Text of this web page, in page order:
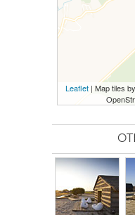
Leaflet | Map tiles by